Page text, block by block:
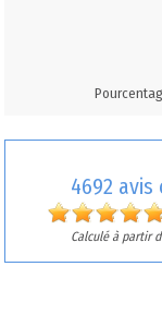
4692
Calculé à partir